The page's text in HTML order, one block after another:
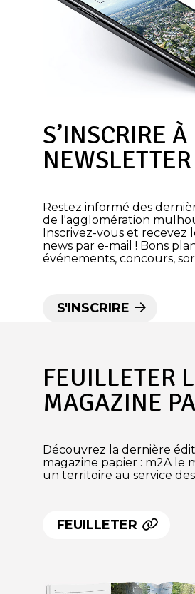
S’INSCRIRE
NEWSLETTER
Restez informé des
de l'agglomération
Inscrivez-vous et recevez
news par e-mail ! Bons
événements, concours,
S'INSCRIRE
FEUILLETER
MAGAZINE
Découvrez la dernière
magazine papier : m2A le
un territoire au service
FEUILLETER